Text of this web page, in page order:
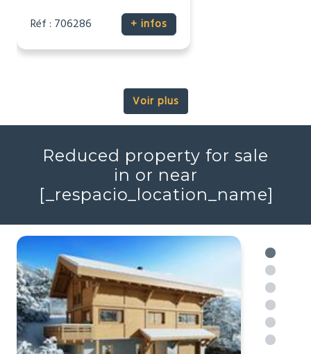
116 537 €
Talmont-Saint-Hilaire, Vendée
(85)
2 44m2
Réf : 706286 + infos
Voir plus